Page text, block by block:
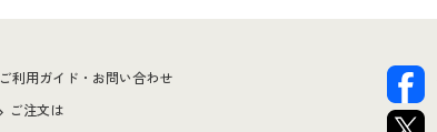
ご利用ガイド・お問い合わせ
ご注文は